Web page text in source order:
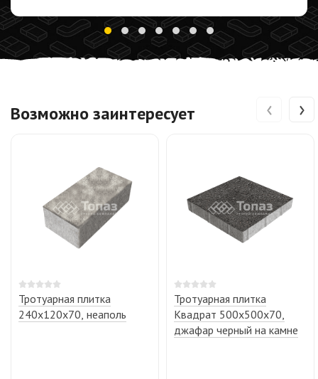
Возможно заинтересует
Тротуарная плитка
240х120х70, неаполь
Тротуарная плитка
Квадрат 500х500х70,
джафар черный на камне
‹ ›